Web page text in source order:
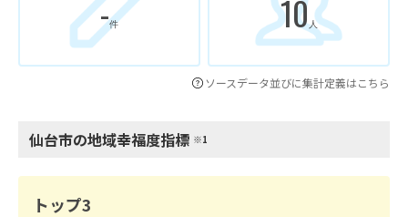
-件 10人
ソースデータ並びに集計定義はこちら
仙台市の地域幸福度指標 ※1
トップ3